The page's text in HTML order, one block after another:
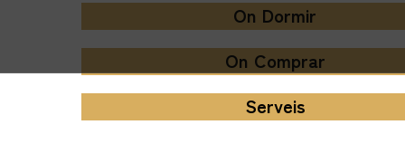
On Dormir
On Comprar
Serveis